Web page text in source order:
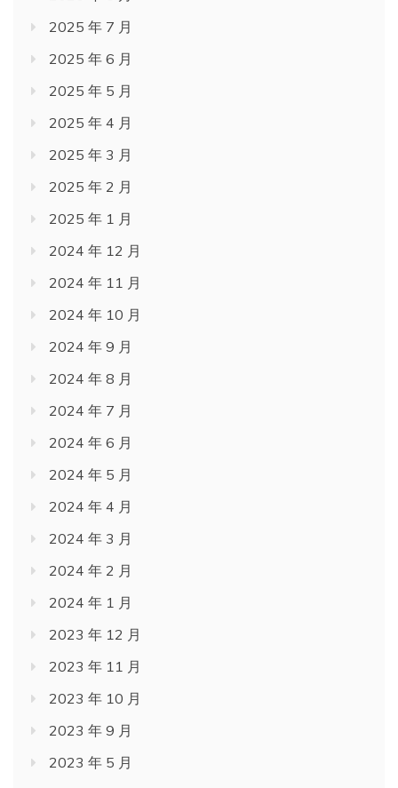
2025 年 7 月
2025 年 6 月
2025 年 5 月
2025 年 4 月
2025 年 3 月
2025 年 2 月
2025 年 1 月
2024 年 12 月
2024 年 11 月
2024 年 10 月
2024 年 9 月
2024 年 8 月
2024 年 7 月
2024 年 6 月
2024 年 5 月
2024 年 4 月
2024 年 3 月
2024 年 2 月
2024 年 1 月
2023 年 12 月
2023 年 11 月
2023 年 10 月
2023 年 9 月
2023 年 5 月